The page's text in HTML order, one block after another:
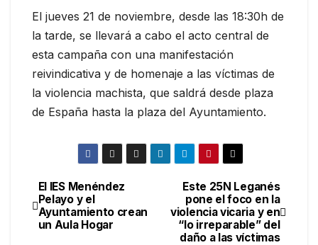
El jueves 21 de noviembre, desde las 18:30h de
la tarde, se llevará a cabo el acto central de
esta campaña con una manifestación
reivindicativa y de homenaje a las víctimas de
la violencia machista, que saldrá desde plaza
de España hasta la plaza del Ayuntamiento.
Este 25N Leganés
pone el foco en la
violencia vicaria y en
“lo irreparable” del
daño a las víctimas
El IES Menéndez
Pelayo y el
Ayuntamiento crean
un Aula Hogar